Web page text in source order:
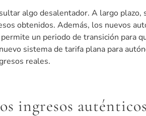
algo desalentador. A largo
obtenidos. Además, los nuevos
un periodo de transición para
sistema de tarifa plana para
reales.
ingresos